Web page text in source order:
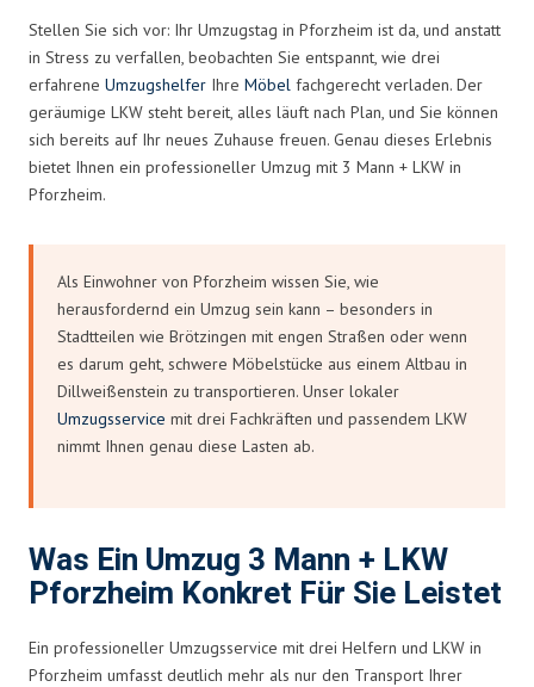
Stellen Sie sich vor: Ihr Umzugstag in Pforzheim ist da, und anstatt
in Stress zu verfallen, beobachten Sie entspannt, wie drei
erfahrene Umzugshelfer Ihre Möbel fachgerecht verladen. Der
geräumige LKW steht bereit, alles läuft nach Plan, und Sie können
sich bereits auf Ihr neues Zuhause freuen. Genau dieses Erlebnis
bietet Ihnen ein professioneller Umzug mit 3 Mann + LKW in
Pforzheim.
Als Einwohner von Pforzheim wissen Sie, wie
herausfordernd ein Umzug sein kann – besonders in
Stadtteilen wie Brötzingen mit engen Straßen oder wenn
es darum geht, schwere Möbelstücke aus einem Altbau in
Dillweißenstein zu transportieren. Unser lokaler
Umzugsservice mit drei Fachkräften und passendem LKW
nimmt Ihnen genau diese Lasten ab.
Was Ein Umzug 3 Mann + LKW
Pforzheim Konkret Für Sie Leistet
Ein professioneller Umzugsservice mit drei Helfern und LKW in
Pforzheim umfasst deutlich mehr als nur den Transport Ihrer